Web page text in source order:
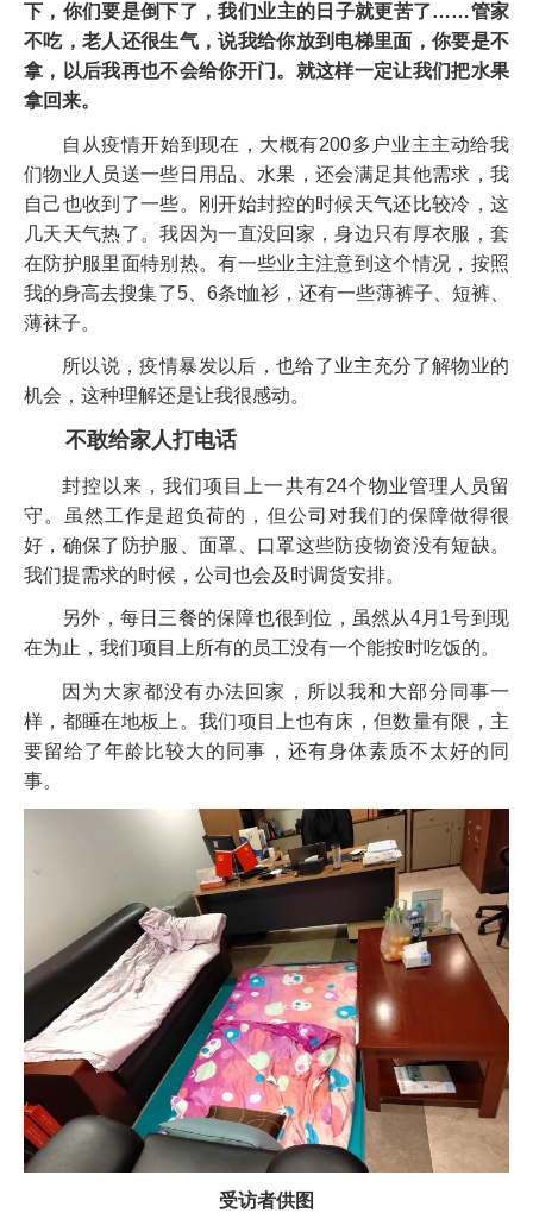
下，你们要是倒下了，我们业主的日子就更苦了……管家
不吃，老人还很生气，说我给你放到电梯里面，你要是不
拿，以后我再也不会给你开门。就这样一定让我们把水果
拿回来。
自从疫情开始到现在，大概有200多户业主主动给我
们物业人员送一些日用品、水果，还会满足其他需求，我
自己也收到了一些。刚开始封控的时候天气还比较冷，这
几天天气热了。我因为一直没回家，身边只有厚衣服，套
在防护服里面特别热。有一些业主注意到这个情况，按照
我的身高去搜集了5、6条t恤衫，还有一些薄裤子、短裤、
薄袜子。
所以说，疫情暴发以后，也给了业主充分了解物业的
机会，这种理解还是让我很感动。
不敢给家人打电话
封控以来，我们项目上一共有24个物业管理人员留
守。虽然工作是超负荷的，但公司对我们的保障做得很
好，确保了防护服、面罩、口罩这些防疫物资没有短缺。
我们提需求的时候，公司也会及时调货安排。
另外，每日三餐的保障也很到位，虽然从4月1号到现
在为止，我们项目上所有的员工没有一个能按时吃饭的。
因为大家都没有办法回家，所以我和大部分同事一
样，都睡在地板上。我们项目上也有床，但数量有限，主
要留给了年龄比较大的同事，还有身体素质不太好的同
事。
受访者供图